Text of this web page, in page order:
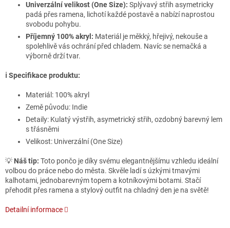
Univerzální velikost (One Size): Splývavý střih asymetricky
padá přes ramena, lichotí každé postavě a nabízí naprostou
svobodu pohybu.
Příjemný 100% akryl: Materiál je měkký, hřejivý, nekouše a
spolehlivě vás ochrání před chladem. Navíc se nemačká a
výborně drží tvar.
ℹ️ Specifikace produktu:
Materiál: 100% akryl
Země původu: Indie
Detaily: Kulatý výstřih, asymetrický střih, ozdobný barevný lem
s třásněmi
Velikost: Univerzální (One Size)
💡 Náš tip: Toto pončo je díky svému elegantnějšímu vzhledu ideální
volbou do práce nebo do města. Skvěle ladí s úzkými tmavými
kalhotami, jednobarevným topem a kotníkovými botami. Stačí
přehodit přes ramena a stylový outfit na chladný den je na světě!
Detailní informace